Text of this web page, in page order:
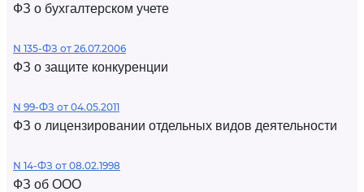
ФЗ о бухгалтерском учете
N 135-ФЗ от 26.07.2006
ФЗ о защите конкуренции
N 99-ФЗ от 04.05.2011
ФЗ о лицензировании отдельных видов деятельности
N 14-ФЗ от 08.02.1998
ФЗ об ООО